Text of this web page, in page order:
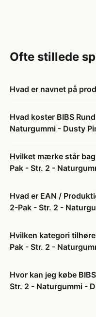
Ofte stillede
Hvad er navnet på
Hvad koster BIBS
Naturgummi - Dusty
Hvilket mærke står
Pak - Str. 2 -
Hvad er EAN /
2-Pak - Str. 2 -
Hvilken kategori
Pak - Str. 2 -
Hvor kan jeg købe
Str. 2 - Naturgummi -